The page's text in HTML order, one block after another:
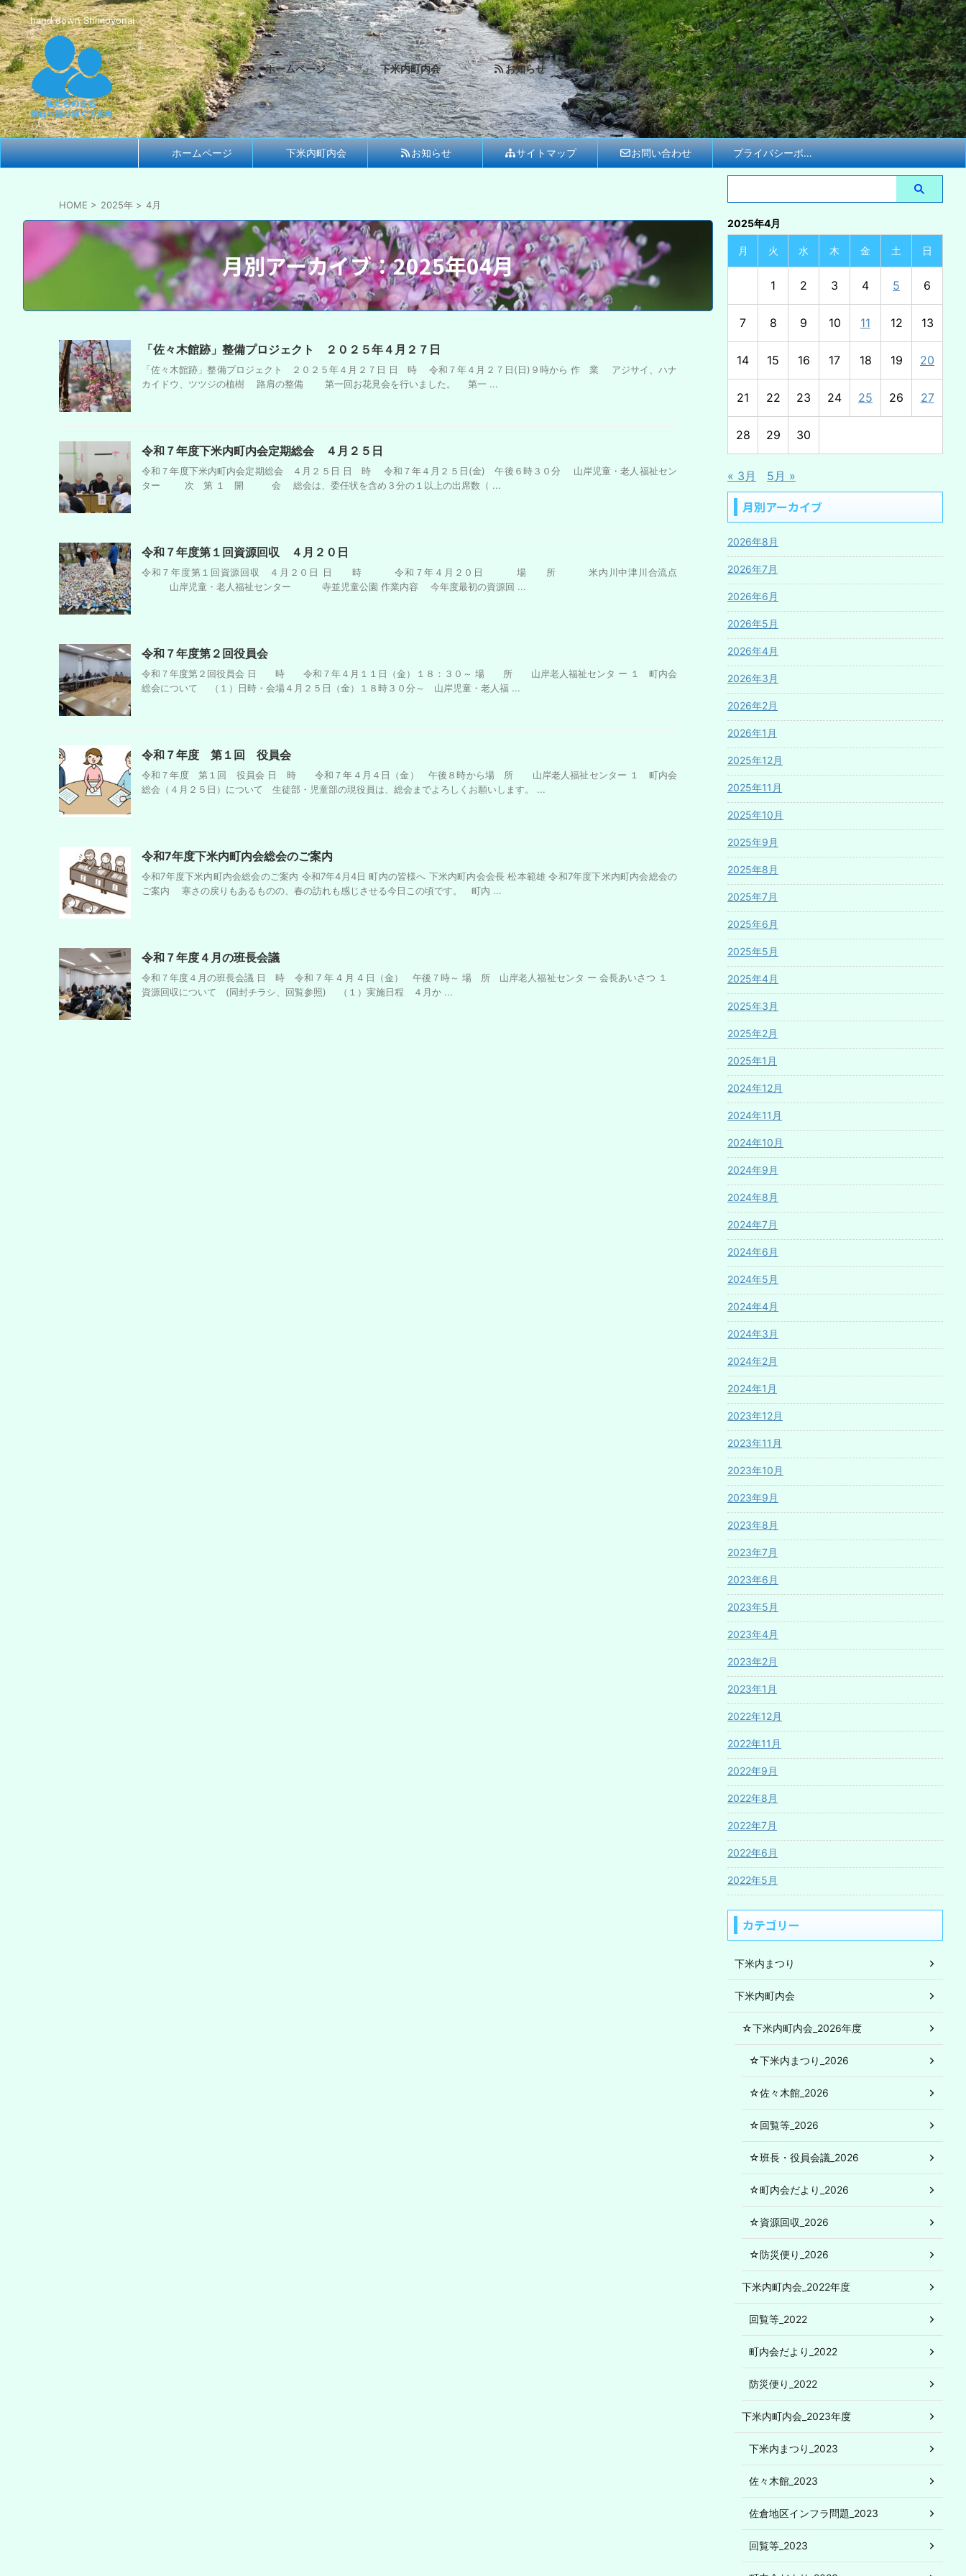
hand down Shimoyonai
ホームページ 下米内町内会 お知らせ サイトマップ お問い合わせ プライバシーポリシー
ホームページ 下米内町内会 お知らせ サイトマップ お問い合わせ プライバシーポリシー
HOME > 2025年 > 4月
月別アーカイブ：2025年04月
「佐々木館跡」整備プロジェクト ２０２５年４月２７日
「佐々木館跡」整備プロジェクト ２０２５年４月２７日 日 時 令和７年４月２７日(日)９時から 作 業 アジサイ、ハナ
カイドウ、ツツジの植樹 路肩の整備 第一回お花見会を行いました。 第一 ...
令和７年度下米内町内会定期総会 ４月２５日
令和７年度下米内町内会定期総会 ４月２５日 日 時 令和７年４月２５日(金) 午後６時３０分 山岸児童・老人福祉セン
ター 次 第 １ 開 会 総会は、委任状を含め３分の１以上の出席数（ ...
令和７年度第１回資源回収 ４月２０日
令和７年度第１回資源回収 ４月２０日 日 時 令和７年４月２０日 場 所 米内川中津川合流点
山岸児童・老人福祉センター 寺並児童公園 作業内容 今年度最初の資源回 ...
令和７年度第２回役員会
令和７年度第２回役員会 日 時 令和７年４月１１日（金）１８：３０～ 場 所 山岸老人福祉センタ ー １ 町内会
総会について （１）日時・会場４月２５日（金）１８時３０分～ 山岸児童・老人福 ...
令和７年度 第１回 役員会
令和７年度 第１回 役員会 日 時 令和７年４月４日（金） 午後８時から場 所 山岸老人福祉センター １ 町内会
総会（４月２５日）について 生徒部・児童部の現役員は、総会までよろしくお願いします。 ...
令和7年度下米内町内会総会のご案内
令和7年度下米内町内会総会のご案内 令和7年4月4日 町内の皆様へ 下米内町内会会長 松本範雄 令和7年度下米内町内会総会の
ご案内 寒さの戻りもあるものの、春の訪れも感じさせる今日この頃です。 町内 ...
令和７年度４月の班長会議
令和７年度４月の班長会議 日 時 令和 7 年 4 月 4 日（金） 午後７時～ 場 所 山岸老人福祉センタ ー 会長あいさつ １
資源回収について (同封チラシ、回覧参照) （１）実施日程 ４月か ...
2025年4月
月 火 水 木 金 土 日
1 2 3 4 5 6
7 8 9 10 11 12 13
14 15 16 17 18 19 20
21 22 23 24 25 26 27
28 29 30
« 3月 5月 »
月別アーカイブ
2026年8月
2026年7月
2026年6月
2026年5月
2026年4月
2026年3月
2026年2月
2026年1月
2025年12月
2025年11月
2025年10月
2025年9月
2025年8月
2025年7月
2025年6月
2025年5月
2025年4月
2025年3月
2025年2月
2025年1月
2024年12月
2024年11月
2024年10月
2024年9月
2024年8月
2024年7月
2024年6月
2024年5月
2024年4月
2024年3月
2024年2月
2024年1月
2023年12月
2023年11月
2023年10月
2023年9月
2023年8月
2023年7月
2023年6月
2023年5月
2023年4月
2023年2月
2023年1月
2022年12月
2022年11月
2022年9月
2022年8月
2022年7月
2022年6月
2022年5月
カテゴリー
下米内まつり
下米内町内会
☆下米内町内会_2026年度
☆下米内まつり_2026
☆佐々木館_2026
☆回覧等_2026
☆班長・役員会議_2026
☆町内会だより_2026
☆資源回収_2026
☆防災便り_2026
下米内町内会_2022年度
回覧等_2022
町内会だより_2022
防災便り_2022
下米内町内会_2023年度
下米内まつり_2023
佐々木館_2023
佐倉地区インフラ問題_2023
回覧等_2023